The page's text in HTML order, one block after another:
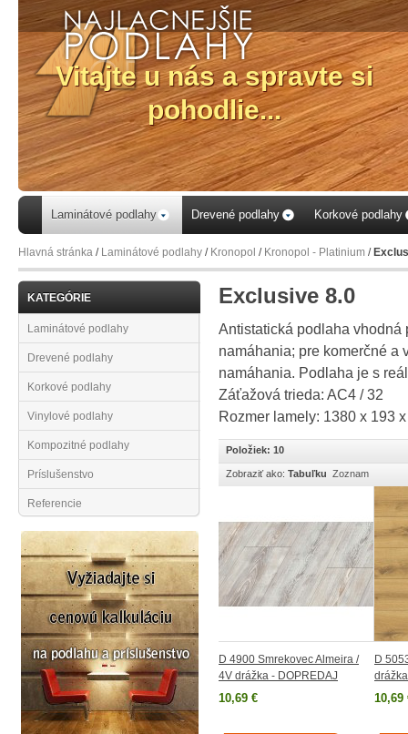
Laminátové podlahy Drevené podlahy Korkové podlahy
Hlavná stránka / Laminátové podlahy / Kronopol / Kronopol - Platinium /
KATEGÓRIE
Laminátové podlahy
Drevené podlahy
Korkové podlahy
Vinylové podlahy
Kompozitné podlahy
Príslušenstvo
Referencie
Exclusive 8.0
Antistatická podlaha vhodná
namáhania; pre komerčné a
namáhania. Podlaha je s
Záťažová trieda: AC4 / 32
Rozmer lamely: 1380 x 193
Položiek: 10
Zobraziť ako: Tabuľku Zoznam
D 4900 Smrekovec Almeira /
4V drážka - DOPREDAJ
10,69 €
D
drážka
10,69